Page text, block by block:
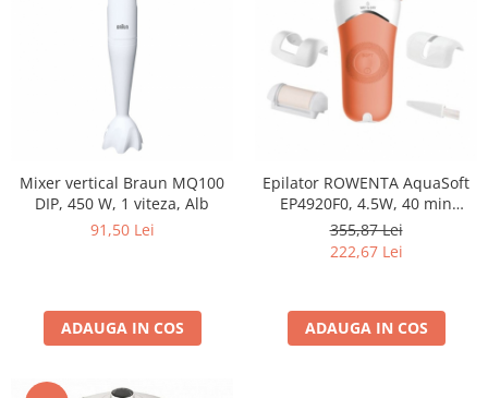
Mixer vertical Braun MQ100
DIP, 450 W, 1 viteza, Alb
91,50 Lei
ADAUGA IN COS
Epilator ROWENTA AquaSoft
EP4920F0, 4.5W, 40 min
autonomie, Wet&Dry, 4
accesorii, Skin Respect
technology, corai
355,87 Lei
222,67 Lei
ADAUGA IN COS